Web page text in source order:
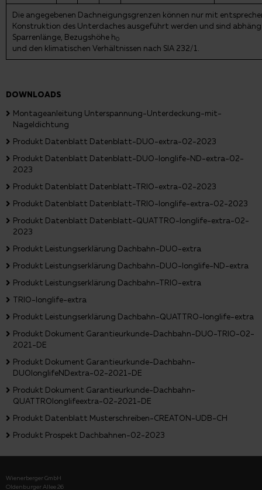
Die angegebenen Dachneigungsgrenzen können nur mit
Konstruktion des Unterdaches ausgeführt werden und sind
Sparrenlänge, Bezugshöhe h0
und den klimatischen Verhältnissen nach SIA 232/1.
DOWNLOADS
Montageanleitung Unterspannung-Unterdeckung-mit-
Nageldichtung
Produkt Datenblatt Datenblatt-DUO-extra-02-2023
Produkt Datenblatt Datenblatt-DUO-longlife-ND-extra-02-
2023
Produkt Datenblatt Datenblatt-TRIO-extra-02-2023
Produkt Datenblatt Datenblatt-TRIO-longlife-extra-02-2023
Produkt Datenblatt Datenblatt-QUATTRO-longlife-extra-02-
2023
Produkt Leistungserklärung Dachbahn-DUO-extra
Produkt Leistungserklärung Dachbahn-DUO-longlife-ND-extra
Produkt Leistungserklärung Dachbahn-TRIO-extra
TRIO-longlife-extra
Produkt Leistungserklärung Dachbahn-QUATTRO-longlife-extra
Produkt Dokument Garantieurkunde-Dachbahn-DUO-TRIO-02-
2021-DE
Produkt Dokument Garantieurkunde-Dachbahn-
DUOlonglifeNDextra-02-2021-DE
Produkt Dokument Garantieurkunde-Dachbahn-
QUATTROlonglifeextra-02-2021-DE
Produkt Datenblatt Musterschreiben-CREATON-UDB-CH
Produkt Prospekt Dachbahnen-02-2023
Wienerberger GmbH
Oldenburger Allee 26